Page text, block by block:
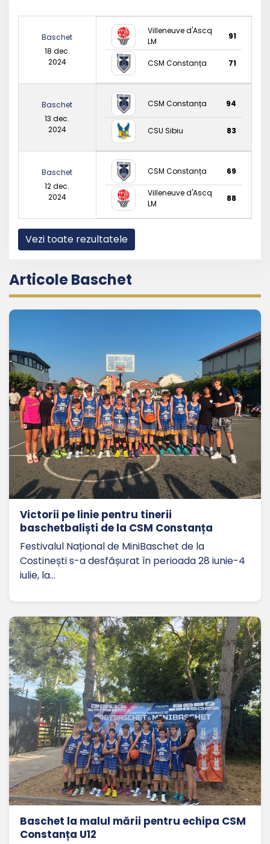
Baschet
18 dec.
2024
Villeneuve d'Ascq
LM
91
CSM Constanța 71
Baschet
13 dec.
2024
CSM Constanța 94
CSU Sibiu 83
Baschet
12 dec.
2024
CSM Constanța 69
Villeneuve d'Ascq
LM
88
Vezi toate rezultatele
Articole Baschet
Victorii pe linie pentru tinerii
baschetbaliști de la CSM Constanța
Festivalul Național de MiniBaschet de la
Costinești s-a desfășurat în perioada 28 iunie-4
iulie, la…
Baschet la malul mării pentru echipa CSM
Constanța U12